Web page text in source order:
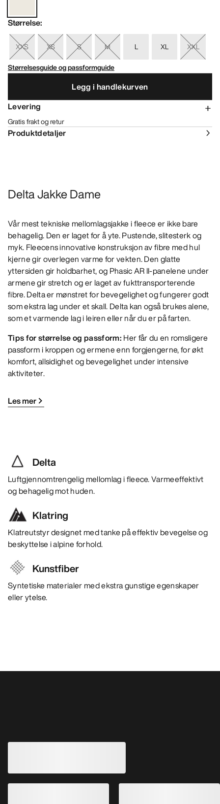
Størrelse:
XXS XS S M L XL
XXL
Størrelsesguide og passformguide
Legg i handlekurven
Levering
Gratis frakt og retur
Produktdetaljer
Delta Jakke Dame
Vår mest tekniske mellomlagsjakke i fleece er ikke bare
behagelig. Den er laget for å yte. Pustende, slitesterk og
myk. Fleecens innovative konstruksjon av fibre med hul
kjerne gir overlegen varme for vekten. Den glatte
yttersiden gir holdbarhet, og Phasic AR II-panelene under
armene gir stretch og er laget av fukttransporterende
fibre. Delta er mønstret for bevegelighet og fungerer godt
som ekstra lag under et skall. Delta kan også brukes alene,
som et varmende lag i leiren eller når du er på farten.
Tips for størrelse og passform: Her får du en romsligere
passform i kroppen og ermene enn forgjengerne, for økt
komfort, allsidighet og bevegelighet under intensive
aktiviteter.
Les mer
Delta
Luftgjennomtrengelig mellomlag i fleece. Varmeeffektivt
og behagelig mot huden.
Klatring
Klatreutstyr designet med tanke på effektiv bevegelse og
beskyttelse i alpine forhold.
Kunstfiber
Syntetiske materialer med ekstra gunstige egenskaper
eller ytelse.